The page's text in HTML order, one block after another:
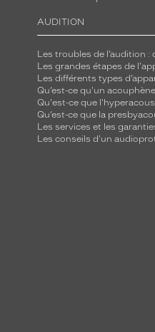
AUDITION
Les troubles de l’audition
Les grandes étapes de
Les différents types
Qu’est-ce qu'un
Qu'est-ce que
Qu’est-ce que la
Les services et les
Les conseils d'un